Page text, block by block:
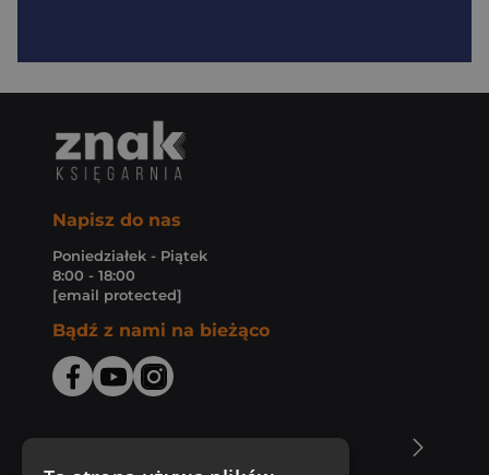
Napisz do nas
Poniedziałek - Piątek
8:00 - 18:00
[email protected]
Bądź z nami na bieżąco